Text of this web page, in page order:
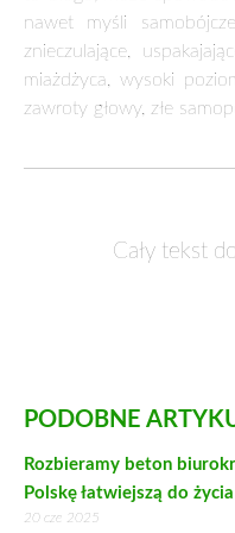
nawet myśli
znieczulające,
miażdżyca, wysoki
zawroty głowy, złe
Cały tekst
PODOBNE
Rozbieramy beton
Polskę łatwiejszą do życia
20 cze 2025